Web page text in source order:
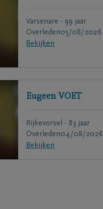
Varsenare - 99 jaar
Overleden05/08/2026
Bekijken
Eugeen VOET
Rijkevorsel - 83 jaar
Overleden04/08/2026
Bekijken